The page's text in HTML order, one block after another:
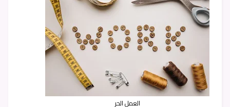
العمل الحر